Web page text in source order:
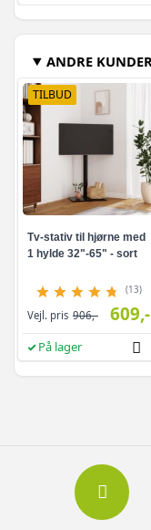
ANDRE
TILBUD
Tv-stativ til hjørne med
1 hylde 32"-65" - sort
(13)
Vejl. pris 906,- 609,-
På lager